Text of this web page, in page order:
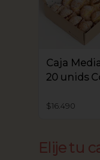
Caja
20 unids
$16.490
Elije tu